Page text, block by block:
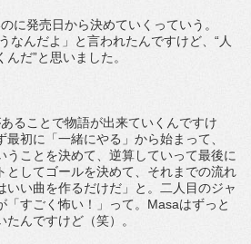
に発売日から決めていくっていう。
なんだよ」と言われたんですけど、“人
だ”と思いました。
ることで物語が出来ていくんですけ
初に「一緒にやる」から始まって、
うことを決めて、逆算していって最後に
としてゴールを決めて、それまでの流れ
いい曲を作るだけだ」と。二人目のジャ
「すごく怖い！」って。Masaはずっと
たんですけど（笑）。